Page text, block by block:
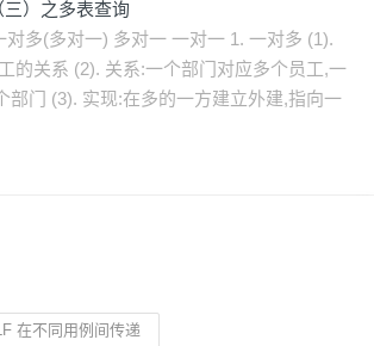
）之多表查询
对多(多对一) 多对一 一对一 1. 一对多 (1).
的关系 (2). 关系:一个部门对应多个员工,一
部门 (3). 实现:在多的一方建立外建,指向一
在不同用例间传递